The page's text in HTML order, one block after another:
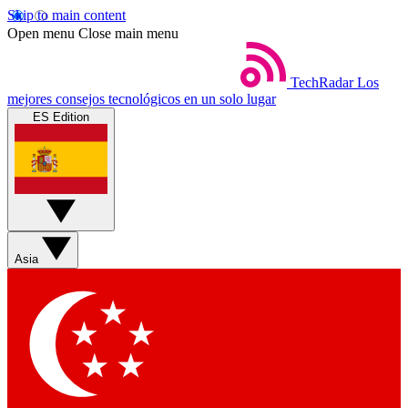
Skip to main content
Open menu Close main menu
TechRadar Los
mejores consejos tecnológicos en un solo lugar
ES Edition
Asia